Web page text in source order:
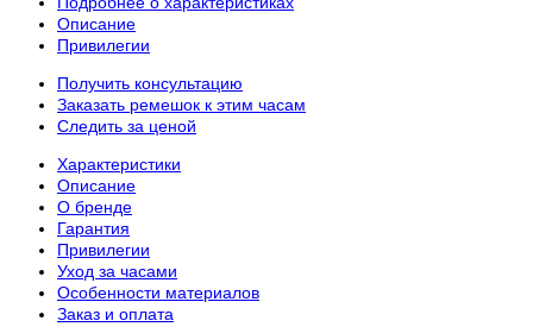
Описание
Привилегии
Получить консультацию
Заказать ремешок к этим часам
Следить за ценой
Характеристики
Описание
О бренде
Гарантия
Привилегии
Уход за часами
Особенности материалов
Заказ и оплата